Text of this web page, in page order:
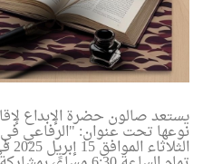
يستعد صالون حضرة الإبداع
نوعها تحت عنوان:
"الرفاعي